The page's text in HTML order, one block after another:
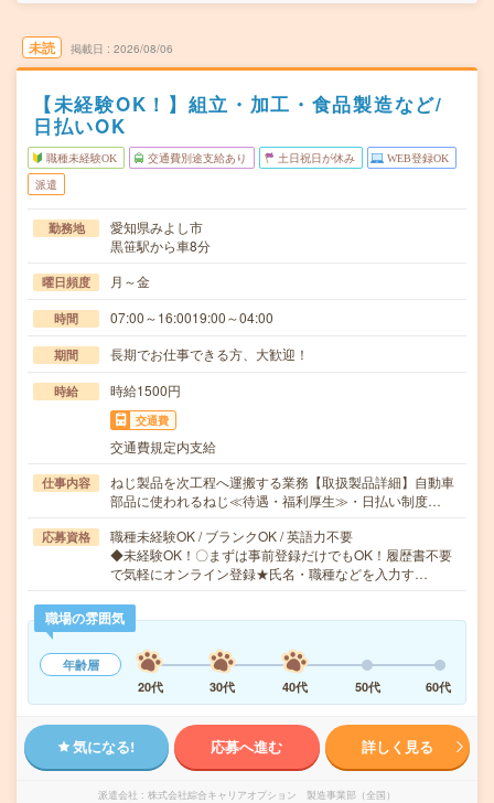
未読 掲載日 2026/08/06
【未経験OK！】組立・加工・食品製造など/
日払いOK
職種未経験OK 交通費別途支給あり 土日祝日が休み WEB登録OK
派遣
勤務地
愛知県みよし市
黒笹駅から車8分
曜日頻度 月～金
時間 07:00～16:0019:00～04:00
期間 長期でお仕事できる方、大歓迎！
時給 時給1500円
交通費
交通費規定内支給
仕事内容
ねじ製品を次工程へ運搬する業務【取扱製品詳細】自動車
部品に使われるねじ≪待遇・福利厚生≫・日払い制度…
応募資格
職種未経験OK / ブランクOK / 英語力不要
◆未経験OK！〇まずは事前登録だけでもOK！履歴書不要
で気軽にオンライン登録★氏名・職種などを入力す…
職場の雰囲気
年齢層
20代
30代 40代 50代 60代
気になる! 応募へ進む 詳しく見る
派遣会社 株式会社綜合キャリアオプション 製造事業部（全国）